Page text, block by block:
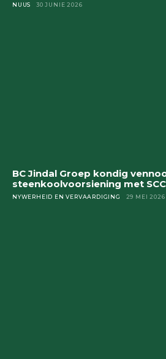
NUUS 30 JUNIE 2026
BC Jindal Groep kondig
steenkoolvoorsiening met
NYWERHEID EN VERVAARDIGING 29 MEI 2026